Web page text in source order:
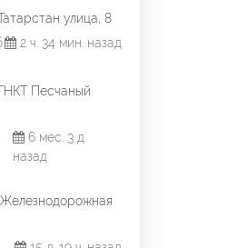
улица, 8
2 ч. 34 мин. назад
Песчаный
6 мес. 3 д.
назад
Железнодорожная